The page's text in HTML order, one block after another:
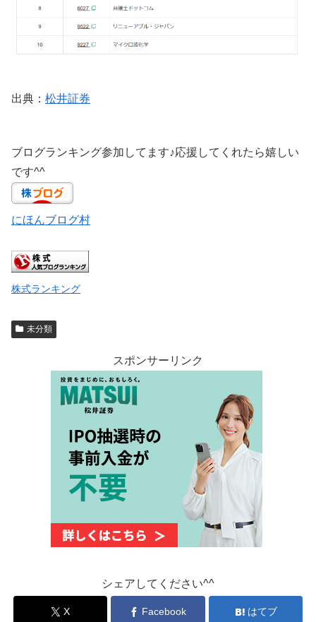
出典： 松井証券
ブログランキング参加してます♪応援してくれたら嬉しい
です^^
にほんブログ村
株式ランキング
未分類
スポンサーリンク
シェアしてください^^
X Facebook はてブ